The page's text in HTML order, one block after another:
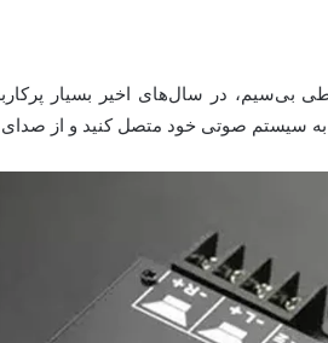
بی‌سیم، در سال‌های اخیر بسیار
سیستم صوتی خود متصل کنید و از صدای